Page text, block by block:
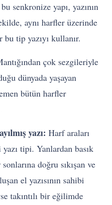
senkronize yapı, yazının
aynı harfler üzerinde
tip yazıyı kullanır.
çok sezgileriyle
dünyada yaşayan
bütün harfler
yazı: Harf araları
tipi. Yanlardan basık
doğru sıkışan ve
el yazısının sahibi
takıntılı bir eğilimde